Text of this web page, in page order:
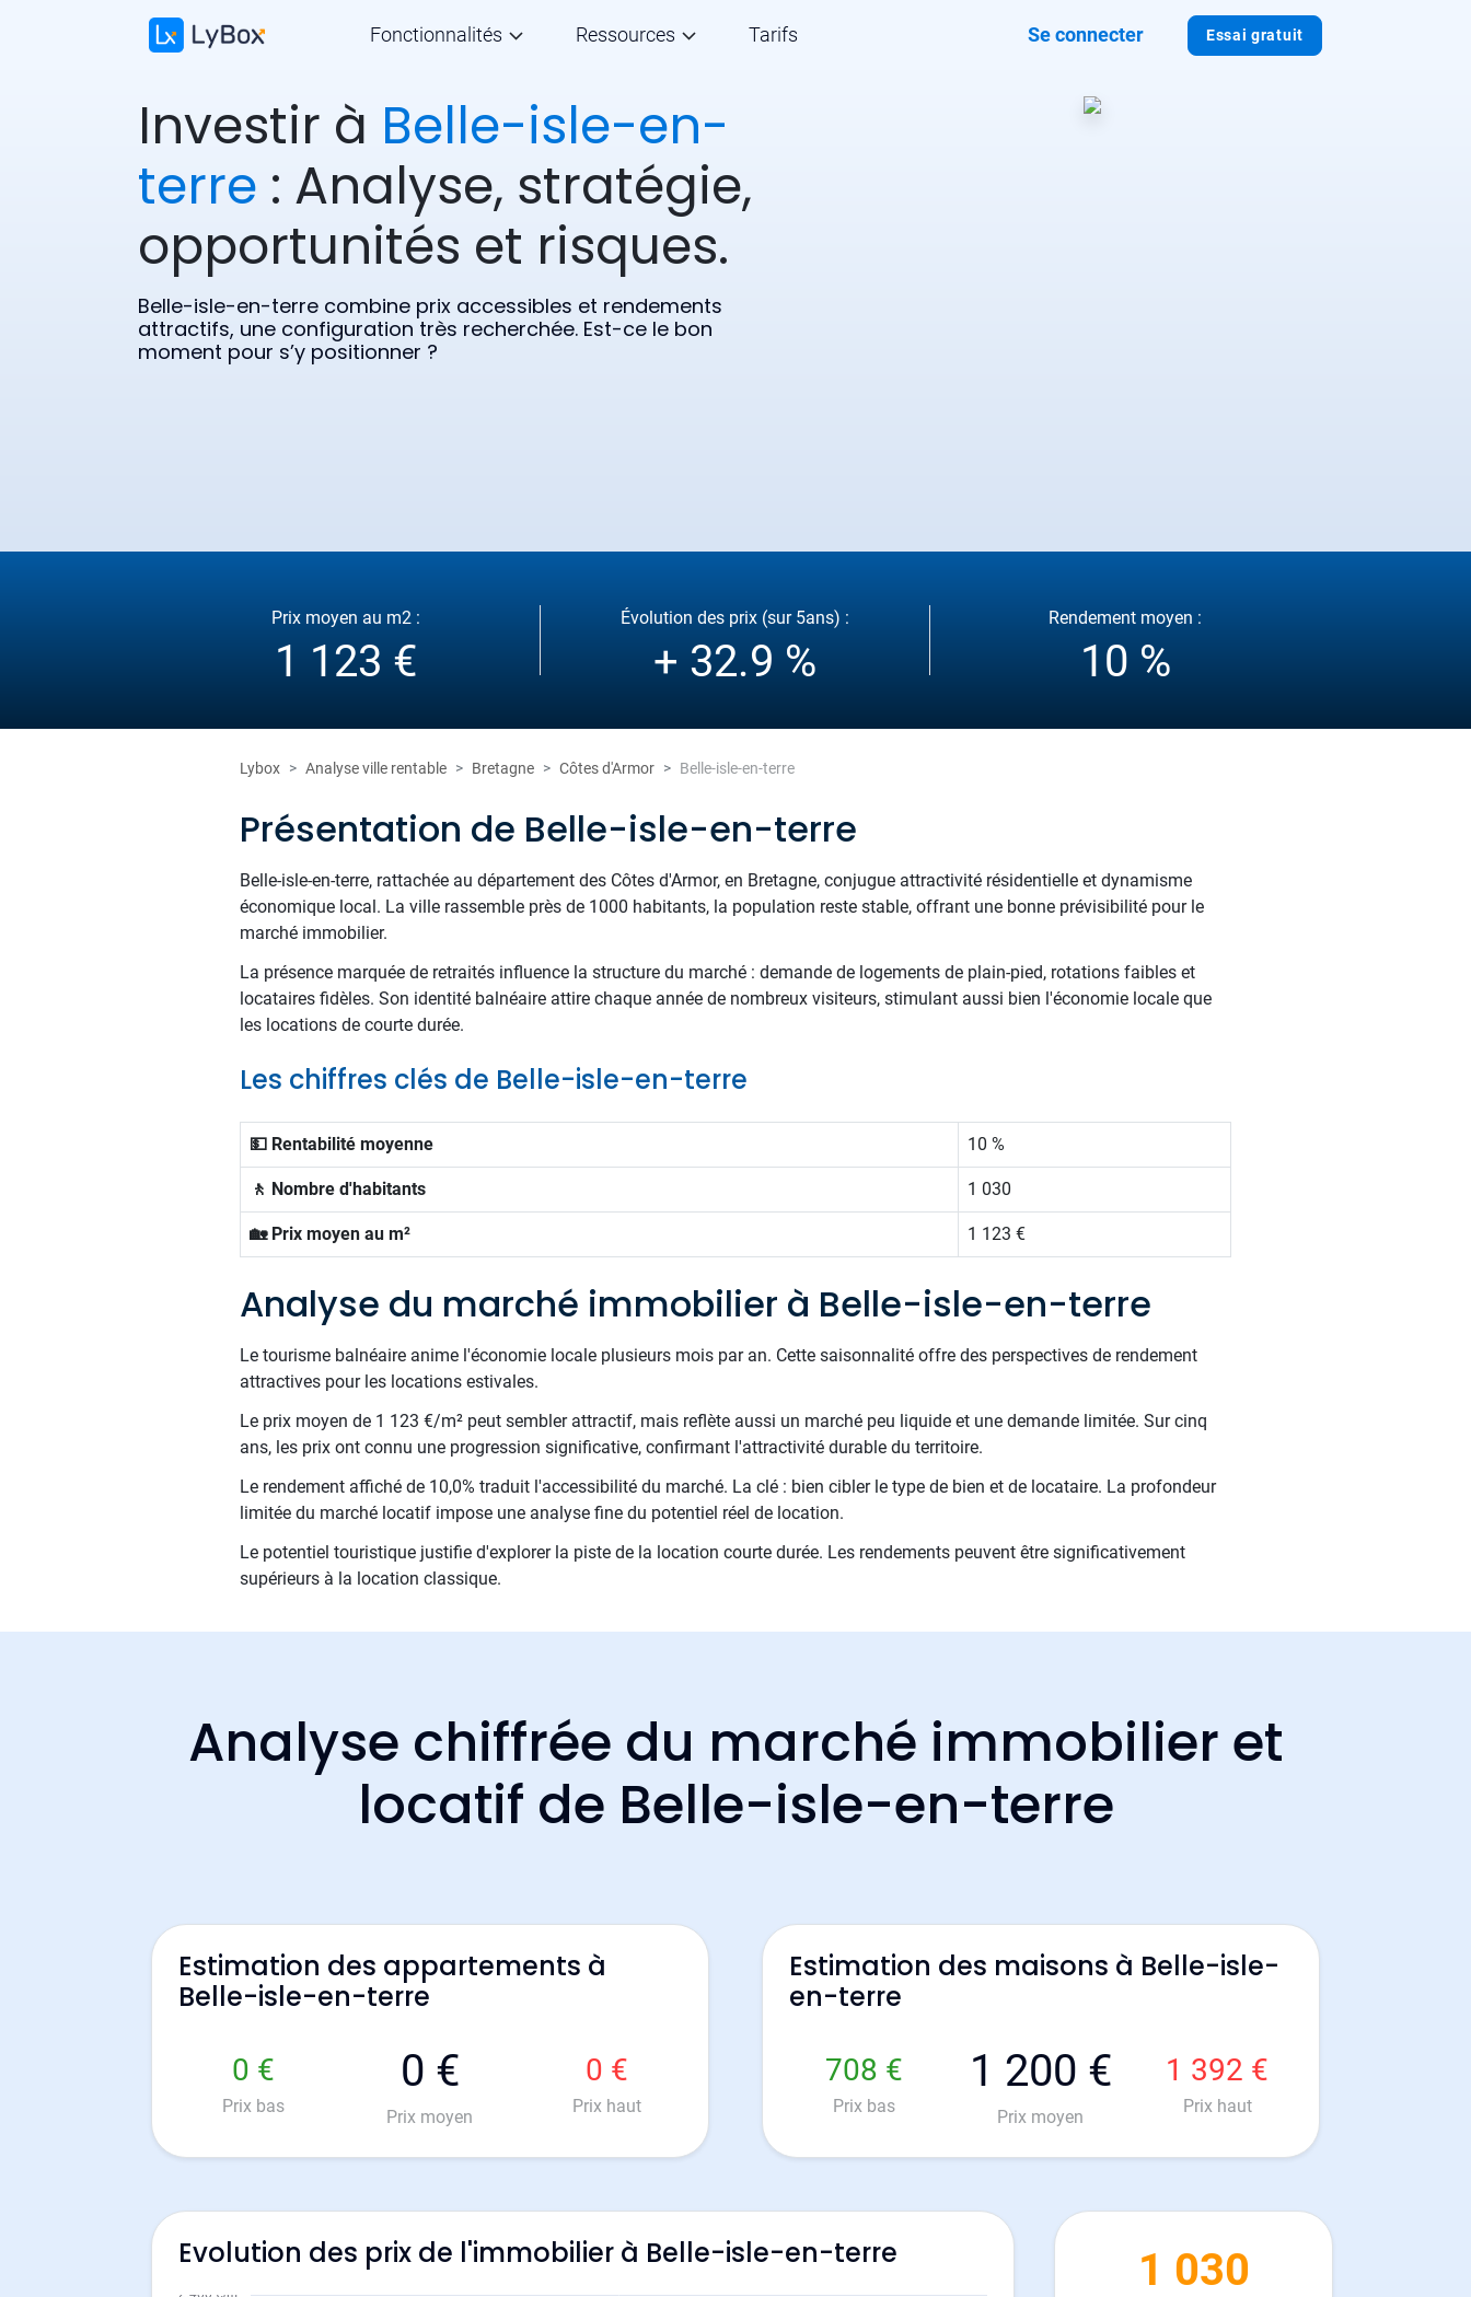
Essai gratuit
Fonctionnalités Ressources Tarifs Se connecter
Investir à Belle-isle-en-
terre : Analyse, stratégie,
opportunités et risques.
Belle-isle-en-terre combine prix accessibles et rendements
attractifs, une configuration très recherchée. Est-ce le bon
moment pour s’y positionner ?
Prix moyen au m2 :
1 123 €
Évolution des prix (sur 5ans) :
+ 32.9 %
Rendement moyen :
10 %
Lybox Analyse ville rentable Bretagne Côtes d'Armor Belle-isle-en-terre
Présentation de Belle-isle-en-terre
Belle-isle-en-terre, rattachée au département des Côtes d'Armor, en Bretagne, conjugue attractivité résidentielle et dynamisme
économique local. La ville rassemble près de 1000 habitants, la population reste stable, offrant une bonne prévisibilité pour le
marché immobilier.
La présence marquée de retraités influence la structure du marché : demande de logements de plain-pied, rotations faibles et
locataires fidèles. Son identité balnéaire attire chaque année de nombreux visiteurs, stimulant aussi bien l'économie locale que
les locations de courte durée.
Les chiffres clés de Belle-isle-en-terre
💵 Rentabilité moyenne 10 %
🚶 Nombre d'habitants 1 030
🏡 Prix moyen au m² 1 123 €
Analyse du marché immobilier à Belle-isle-en-terre
Le tourisme balnéaire anime l'économie locale plusieurs mois par an. Cette saisonnalité offre des perspectives de rendement
attractives pour les locations estivales.
Le prix moyen de 1 123 €/m² peut sembler attractif, mais reflète aussi un marché peu liquide et une demande limitée. Sur cinq
ans, les prix ont connu une progression significative, confirmant l'attractivité durable du territoire.
Le rendement affiché de 10,0% traduit l'accessibilité du marché. La clé : bien cibler le type de bien et de locataire. La profondeur
limitée du marché locatif impose une analyse fine du potentiel réel de location.
Le potentiel touristique justifie d'explorer la piste de la location courte durée. Les rendements peuvent être significativement
supérieurs à la location classique.
Analyse chiffrée du marché immobilier et
locatif de Belle-isle-en-terre
Estimation des appartements à
Belle-isle-en-terre
0 €
Prix bas
0 €
Prix moyen
0 €
Prix haut
Estimation des maisons à Belle-isle-
en-terre
708 €
Prix bas
1 200 €
Prix moyen
1 392 €
Prix haut
Evolution des prix de l'immobilier à Belle-isle-en-terre 1 030